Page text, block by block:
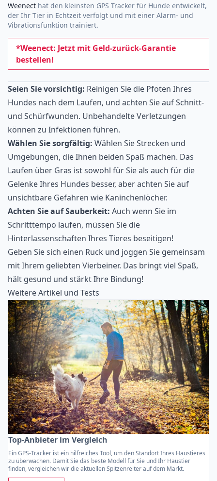
Weenect hat den kleinsten GPS Tracker für Hunde entwickelt,
der Ihr Tier in Echtzeit verfolgt und mit einer Alarm- und
Vibrationsfunktion trainiert.
*Weenect: Jetzt mit Geld-zurück-Garantie
bestellen!
Seien Sie vorsichtig: Reinigen Sie die Pfoten Ihres
Hundes nach dem Laufen, und achten Sie auf Schnitt-
und Schürfwunden. Unbehandelte Verletzungen
können zu Infektionen führen.
Wählen Sie sorgfältig: Wählen Sie Strecken und
Umgebungen, die Ihnen beiden Spaß machen. Das
Laufen über Gras ist sowohl für Sie als auch für die
Gelenke Ihres Hundes besser, aber achten Sie auf
unsichtbare Gefahren wie Kaninchenlöcher.
Achten Sie auf Sauberkeit: Auch wenn Sie im
Schritttempo laufen, müssen Sie die
Hinterlassenschaften Ihres Tieres beseitigen!
Geben Sie sich einen Ruck und joggen Sie gemeinsam
mit Ihrem geliebten Vierbeiner. Das bringt viel Spaß,
hält gesund und stärkt Ihre Bindung!
Weitere Artikel und Tests
Top-Anbieter im Vergleich
Ein GPS-Tracker ist ein hilfreiches Tool, um den Standort Ihres Haustieres
zu überwachen. Damit Sie das beste Modell für Sie und Ihr Haustier
finden, vergleichen wir die aktuellen Spitzenreiter auf dem Markt.